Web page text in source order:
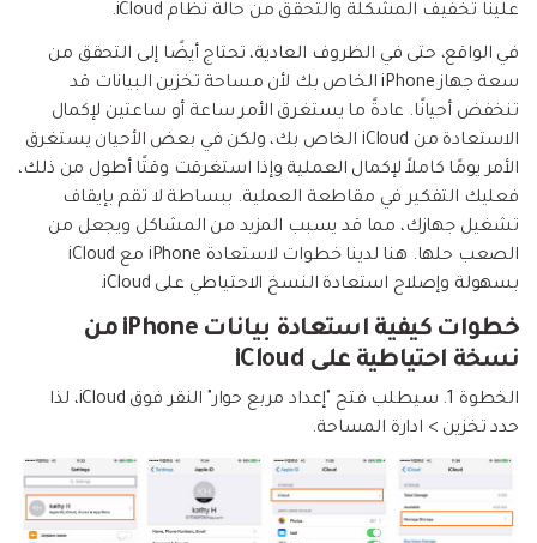
علينا تخفيف المشكلة والتحقق من حالة نظام iCloud.
في الواقع، حتى في الظروف العادية، تحتاج أيضًا إلى التحقق من
سعة جهاز iPhone الخاص بك لأن مساحة تخزين البيانات قد
تنخفض أحيانًا. عادةً ما يستغرق الأمر ساعة أو ساعتين لإكمال
الاستعادة من iCloud الخاص بك، ولكن في بعض الأحيان يستغرق
الأمر يومًا كاملاً لإكمال العملية وإذا استغرقت وقتًا أطول من ذلك،
فعليك التفكير في مقاطعة العملية. ببساطة لا تقم بإيقاف
تشغيل جهازك، مما قد يسبب المزيد من المشاكل ويجعل من
الصعب حلها. هنا لدينا خطوات لاستعادة iPhone مع iCloud
بسهولة وإصلاح استعادة النسخ الاحتياطي على iCloud.
خطوات كيفية استعادة بيانات iPhone من
نسخة احتياطية على iCloud
الخطوة 1.
سيطلب فتح "إعداد مربع حوار" النقر فوق iCloud، لذا
حدد تخزين > ادارة المساحة.